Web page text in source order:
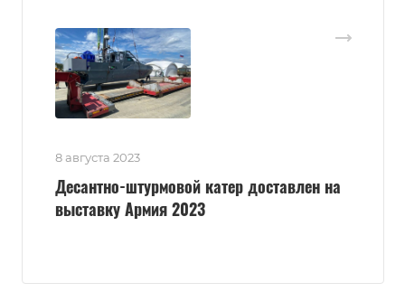
8 августа 2023
Десантно-штурмовой катер доставлен на
выставку Армия 2023